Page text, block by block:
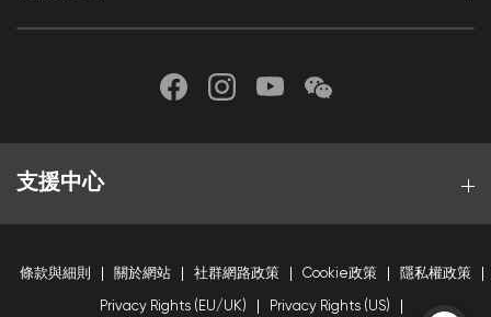
支援中心
條款與細則 關於網站 社群網路政策 Cookie政策 隱私權政策
Privacy Rights (EU/UK) Privacy Rights (US)